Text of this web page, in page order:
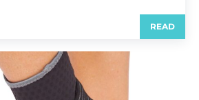
READ